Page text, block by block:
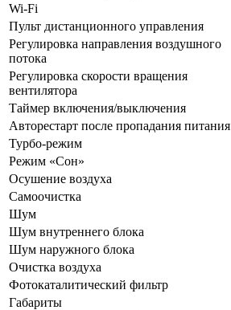
Wi-Fi
Пульт дистанционного управления
Регулировка направления воздушного
потока
Регулировка скорости вращения
вентилятора
Таймер включения/выключения
Авторестарт после пропадания питания
Турбо-режим
Режим «Сон»
Осушение воздуха
Самоочистка
Шум
Шум внутреннего блока
Шум наружного блока
Очистка воздуха
Фотокаталитический фильтр
Габариты